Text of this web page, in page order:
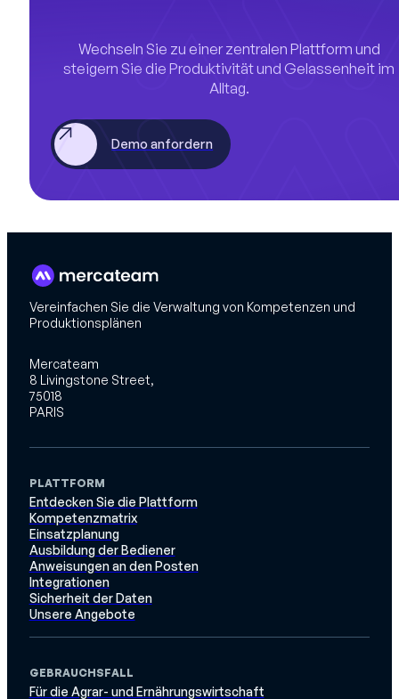
Wechseln Sie zu einer zentralen Plattform und
steigern Sie die Produktivität und Gelassenheit im
Alltag.
Demo anfordern
Vereinfachen Sie die Verwaltung von Kompetenzen und
Produktionsplänen
Mercateam
8 Livingstone Street,
75018
PARIS
PLATTFORM
Entdecken Sie die Plattform
Kompetenzmatrix
Einsatzplanung
Ausbildung der Bediener
Anweisungen an den Posten
Integrationen
Sicherheit der Daten
Unsere Angebote
GEBRAUCHSFALL
Für die Agrar- und Ernährungswirtschaft